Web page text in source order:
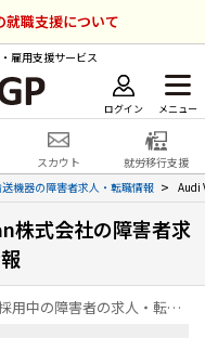
就職支援について
雇用支援サービス
ログイン メニュー
スカウト
就労移行支援
機器の障害者求人・転職情報 Audi
式会社の障害者求
Audi Volkswagen Retail Japan株式会社が採用中の障害者の求人・転職情報の一覧ページです。
ーピー
ナップ
会員登録 無料